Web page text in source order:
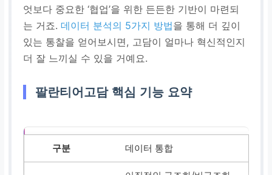
엇보다 중요한 ‘협업’을 위한 든든한 기반이 마련되
는 거죠.데이터 분석의 5가지 방법을 통해 더 깊이
있는 통찰을 얻어보시면, 고담이 얼마나 혁신적인지
더 잘 느끼실 수 있을 거예요.
팔란티어고담 핵심 기능 요약
데이터 통합